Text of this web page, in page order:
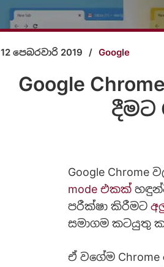
12 පෙබරවාරි 2019 / Google
Google
දීමට
Google
mode එකක්
පරීක්ෂා කිරීමට
සමාගම කටයුතු
ඒ වගේම